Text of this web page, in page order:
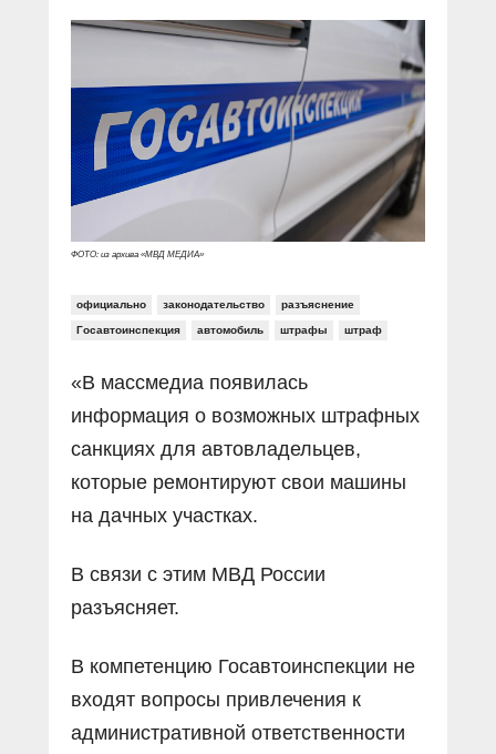
Документальные фильмы
В знании сила
КиберПОСТОВОЙ
Газета «Щит и меч»
О ПОРТАЛЕ
Контакты
Вакансии
ФОТО: из архива «МВД МЕДИА»
официально законодательство разъяснение
Госавтоинспекция автомобиль штрафы штраф
«В массмедиа появилась
информация о возможных штрафных
санкциях для автовладельцев,
которые ремонтируют свои машины
на дачных участках.
В связи с этим МВД России
разъясняет.
В компетенцию Госавтоинспекции не
входят вопросы привлечения к
административной ответственности